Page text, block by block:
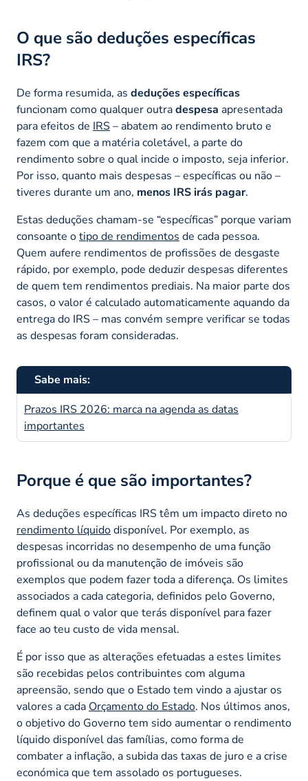
O que são deduções específicas
IRS?
De forma resumida, as deduções específicas
funcionam como qualquer outradespesa apresentada
para efeitos de IRS– abatem ao rendimento bruto e
fazem com que a matéria coletável, a parte do
rendimento sobre o qual incide o imposto, seja inferior.
Por isso, quanto mais despesas – específicas ou não –
tiveres durante um ano, menos IRS irás pagar.
Estas deduções chamam-se “específicas” porque variam
consoante otipo de rendimentos de cada pessoa.
Quem aufere rendimentos de profissões de desgaste
rápido, por exemplo, pode deduzir despesas diferentes
de quem tem rendimentos prediais. Na maior parte dos
casos, o valor é calculado automaticamente aquando da
entrega do IRS – mas convém sempre verificar se todas
as despesas foram consideradas.
Sabe mais:
Prazos IRS 2026: marca na agenda as datas
importantes
Porque é que são importantes?
As deduções específicas IRS têm um impacto direto no
rendimento líquidodisponível. Por exemplo, as
despesas incorridas no desempenho de uma função
profissional ou da manutenção de imóveis são
exemplos que podem fazer toda a diferença. Os limites
associados a cada categoria, definidos pelo Governo,
definem qual o valor que terás disponível para fazer
face ao teu custo de vida mensal.
É por isso que as alterações efetuadas a estes limites
são recebidas pelos contribuintes com alguma
apreensão, sendo que o Estado tem vindo a ajustar os
valores a cada Orçamento do Estado. Nos últimos anos,
o objetivo do Governo tem sido aumentar o rendimento
líquido disponível das famílias, como forma de
combater a inflação, a subida das taxas de juro e a crise
económica que tem assolado os portugueses.